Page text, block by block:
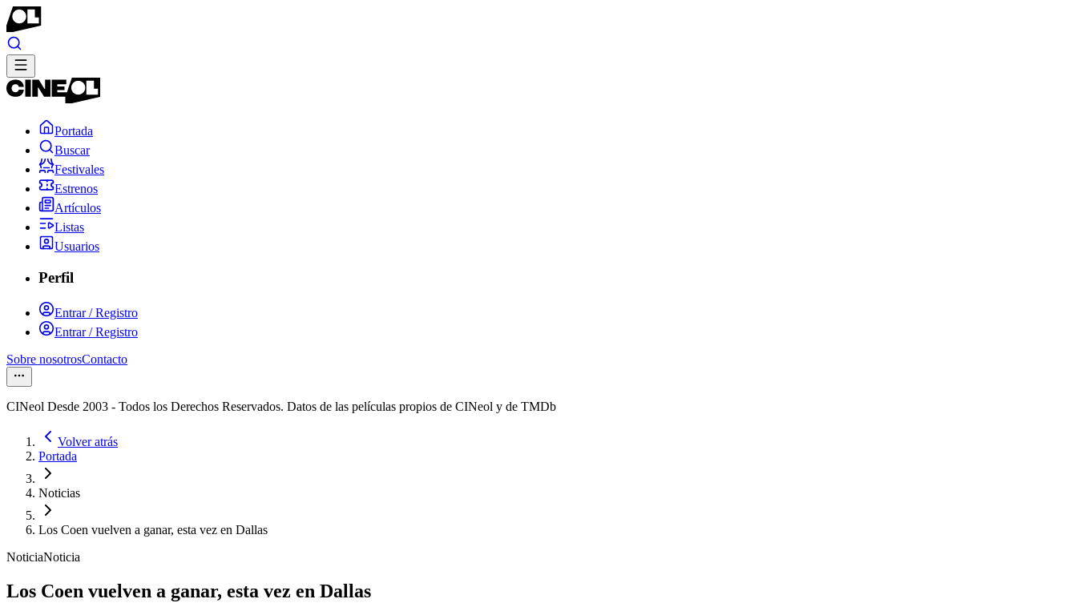
Portada
Buscar
Festivales
Estrenos
Artículos
Listas
Usuarios
Perfil
Entrar / Registro
Entrar / Registro
Sobre nosotrosContacto
CINeol Desde 2003 - Todos los Derechos Reservados. Datos de las películas propios de CINeol y de TMDb
Volver atrás
Portada
Noticias
Los Coen vuelven a ganar, esta vez en Dallas
NoticiaNoticia
Los Coen vuelven a ganar, esta vez en Dallas